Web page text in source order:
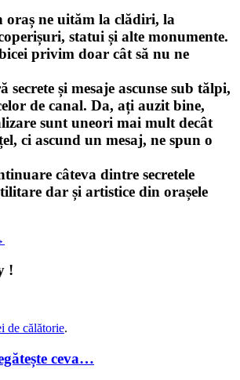
oraș ne uităm la clădiri, la
statui și alte monumente.
privim doar cât să nu ne
secrete și mesaje ascunse sub tălpi,
de canal. Da, ați auzit bine,
sunt uneori mai mult decât
ci ascund un mesaj, ne spun o
câteva dintre secretele
dar și artistice din orașele
!
de călătorie.
ceva…